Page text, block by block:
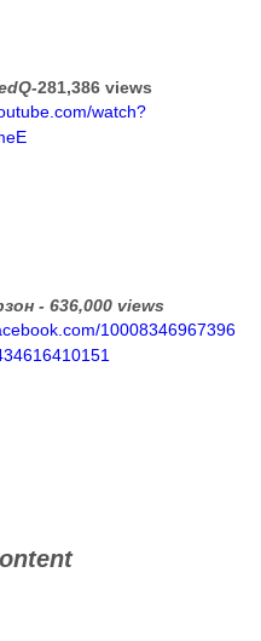
281,386 views
watch?
- 636,000 views
10008346967396